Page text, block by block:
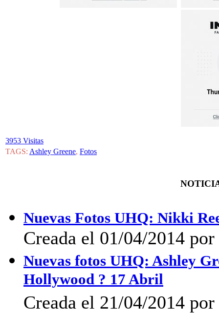
3953 Visitas
TAGS: Ashley Greene, Fotos
Nuevas Fotos UHQ: Nikki
Creada el 01/04/2014
Nuevas fotos UHQ: Ashley
Hollywood ? 17 Abril
Creada el 21/04/2014